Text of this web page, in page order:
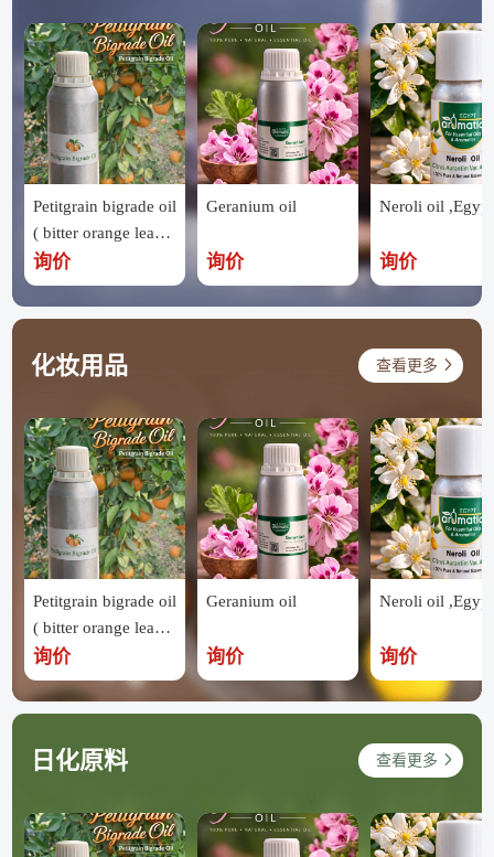
Petitgrain bigrade oil
( bitter orange leave
s ) ,Egypt
询价
Geranium oil
询价
Neroli oil ,Egypt
询价
化妆用品 查看更多
Petitgrain bigrade oil
( bitter orange leave
s ) ,Egypt
询价
Geranium oil
询价
Neroli oil ,Egypt
询价
日化原料 查看更多